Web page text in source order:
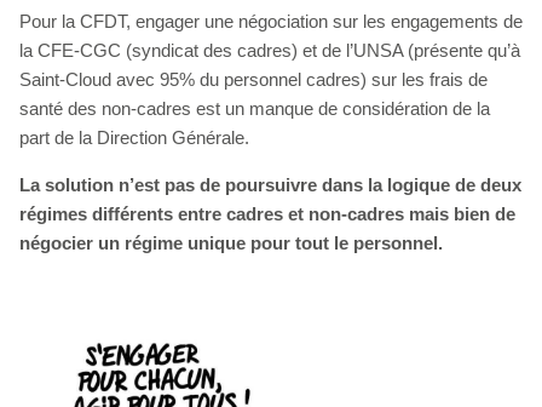
Pour la CFDT, engager une négociation sur les engagements de
la CFE-CGC (syndicat des cadres) et de l’UNSA (présente qu’à
Saint-Cloud avec 95% du personnel cadres) sur les frais de
santé des non-cadres est un manque de considération de la
part de la Direction Générale.
La solution n’est pas de poursuivre dans la logique de deux
régimes différents entre cadres et non-cadres mais bien de
négocier un régime unique pour tout le personnel.